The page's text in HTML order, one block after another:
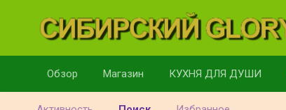
Обзор Магазин КУХНЯ ДЛЯ ДУШИ